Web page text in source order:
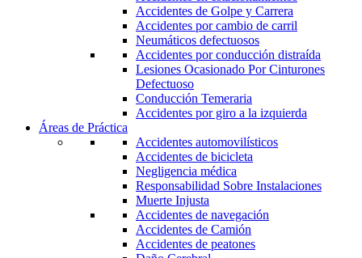
Accidentes de Golpe y Carrera
Accidentes por cambio de carril
Neumáticos defectuosos
Accidentes por conducción distraída
Lesiones Ocasionado Por Cinturones
Defectuoso
Conducción Temeraria
Accidentes por giro a la izquierda
Áreas de Práctica
Accidentes automovilísticos
Accidentes de bicicleta
Negligencia médica
Responsabilidad Sobre Instalaciones
Muerte Injusta
Accidentes de navegación
Accidentes de Camión
Accidentes de peatones